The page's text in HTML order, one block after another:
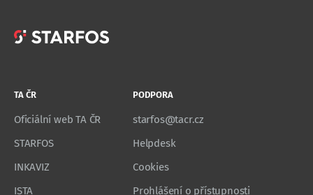
TA ČR
Oficiální web TA ČR
STARFOS
INKAVIZ
ISTA
PODPORA
starfos@tacr.cz
Helpdesk
Cookies
Prohlášení o přístupnosti